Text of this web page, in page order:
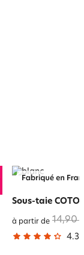
Sous-taie
à partir de 14,90
4.3